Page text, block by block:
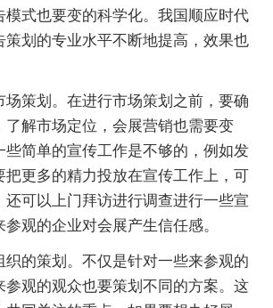
模式也要变的科学化。我国顺应时代
策划的专业水平不断地提高，效果也
策划。在进行市场策划之前，要确
了解市场定位，会展营销也需要变
些简单的宣传工作是不够的，例如发
把更多的精力投放在宣传工作上，可
还可以上门拜访进行调查进行一些宣
观的企业对会展产生信任感。
的策划。不仅是针对一些来参观的
参观的观众也要策划不同的方案。这